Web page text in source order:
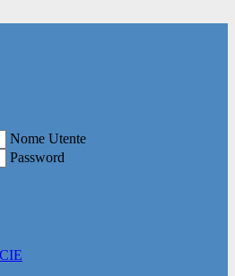
Nome Utente
Password